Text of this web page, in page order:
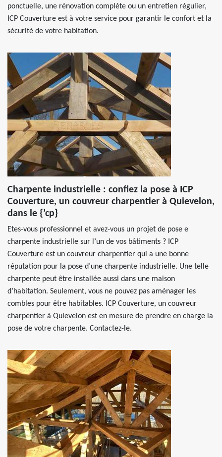
ponctuelle, une rénovation complète ou un entretien régulier,
ICP Couverture est à votre service pour garantir le confort et la
sécurité de votre habitation.
Charpente industrielle : confiez la pose à ICP
Couverture, un couvreur charpentier à Quievelon,
dans le {’cp}
Etes-vous professionnel et avez-vous un projet de pose e
charpente industrielle sur l’un de vos bâtiments ? ICP
Couverture est un couvreur charpentier qui a une bonne
réputation pour la pose d’une charpente industrielle. Une telle
charpente peut être installée aussi dans une maison
d’habitation. Seulement, vous ne pouvez pas aménager les
combles pour être habitables. ICP Couverture, un couvreur
charpentier à Quievelon est en mesure de prendre en charge la
pose de votre charpente. Contactez-le.